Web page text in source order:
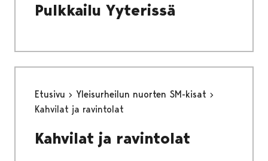
Pulkkailu Yyterissä
Etusivu
Yleisurheilun nuorten SM-kisat
Kahvilat ja ravintolat
Kahvilat ja ravintolat